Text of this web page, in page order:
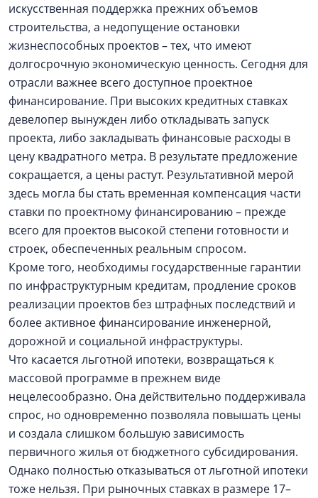
искусственная поддержка прежних объемов
строительства, а недопущение остановки
жизнеспособных проектов – тех, что имеют
долгосрочную экономическую ценность. Сегодня для
отрасли важнее всего доступное проектное
финансирование. При высоких кредитных ставках
девелопер вынужден либо откладывать запуск
проекта, либо закладывать финансовые расходы в
цену квадратного метра. В результате предложение
сокращается, а цены растут. Результативной мерой
здесь могла бы стать временная компенсация части
ставки по проектному финансированию – прежде
всего для проектов высокой степени готовности и
строек, обеспеченных реальным спросом.
Кроме того, необходимы государственные гарантии
по инфраструктурным кредитам, продление сроков
реализации проектов без штрафных последствий и
более активное финансирование инженерной,
дорожной и социальной инфраструктуры.
Что касается льготной ипотеки, возвращаться к
массовой программе в прежнем виде
нецелесообразно. Она действительно поддерживала
спрос, но одновременно позволяла повышать цены
и создала слишком большую зависимость
первичного жилья от бюджетного субсидирования.
Однако полностью отказываться от льготной ипотеки
тоже нельзя. При рыночных ставках в размере 17–